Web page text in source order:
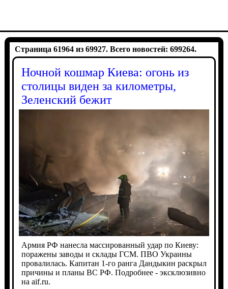
Страница 61964 из 69927. Всего новостей: 699264.
Ночной кошмар Киева: огонь из
столицы виден за километры,
Зеленский бежит
Армия РФ нанесла массированный удар по Киеву:
поражены заводы и склады ГСМ. ПВО Украины
провалилась. Капитан 1-го ранга Дандыкин раскрыл
причины и планы ВС РФ. Подробнее - эксклюзивно
на aif.ru.